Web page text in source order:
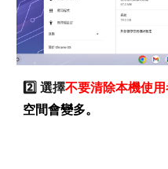
2️⃣ 選擇不要清除本機使
空間會變多。